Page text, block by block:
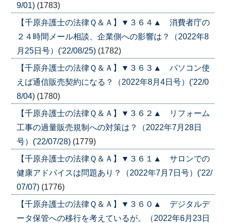
9/01) (1783)
【千原弁護士の法律Ｑ＆Ａ】▼３６４▲ 消費者庁の
２４時間メール相談、企業側への影響は？（2022年8
月25日号）('22/08/25) (1782)
【千原弁護士の法律Ｑ＆Ａ】▼３６３▲ パソコン使
えば通信販売契約になる？（2022年8月4日号）('22/0
8/04) (1780)
【千原弁護士の法律Ｑ＆Ａ】▼３６２▲ リフォーム
工事の過量販売規制への対策は？（2022年7月28日
号）('22/07/28) (1779)
【千原弁護士の法律Ｑ＆Ａ】▼３６１▲ サロンでの
健康アドバイスは問題あり？（2022年7月7日号）('22/
07/07) (1776)
【千原弁護士の法律Ｑ＆Ａ】▼３６０▲ デジタルデ
ータ保管への移行を考えているが。（2022年6月23日